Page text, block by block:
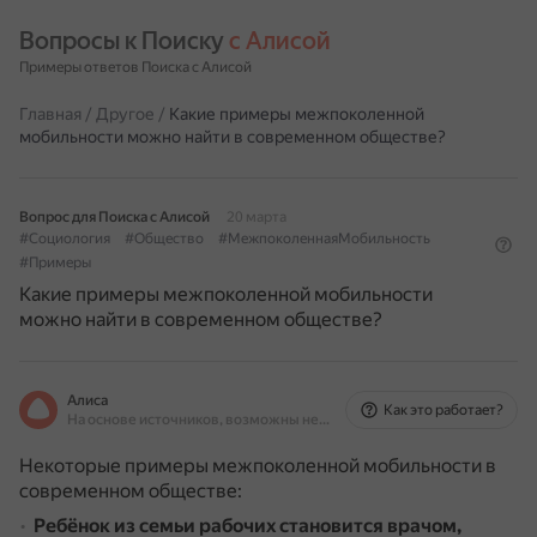
Вопросы к Поиску с Алисой
Примеры ответов Поиска с Алисой
Главная / Другое / Какие примеры межпоколенной
мобильности можно найти в современном обществе?
Вопрос для Поиска с Алисой
20 марта
#Социология
#Общество
#МежпоколеннаяМобильность
#Примеры
Какие примеры межпоколенной мобильности
можно найти в современном обществе?
Алиса
На основе источников, возможны неточности
Как это работает?
Некоторые примеры межпоколенной мобильности в
современном обществе:
Ребёнок из семьи рабочих становится врачом,